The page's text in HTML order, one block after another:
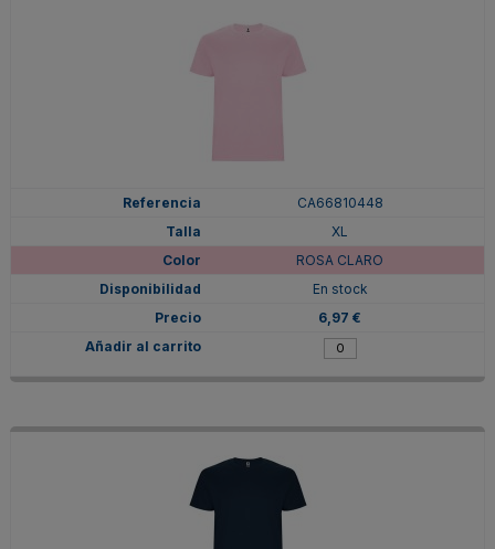
CA66810448
XL
ROSA CLARO
En stock
6,97 €